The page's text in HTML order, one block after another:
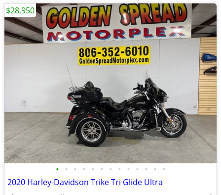
• • • • • • • • • • • • •
2020 Harley-Davidson Trike Tri Glide Ultra
$28,950